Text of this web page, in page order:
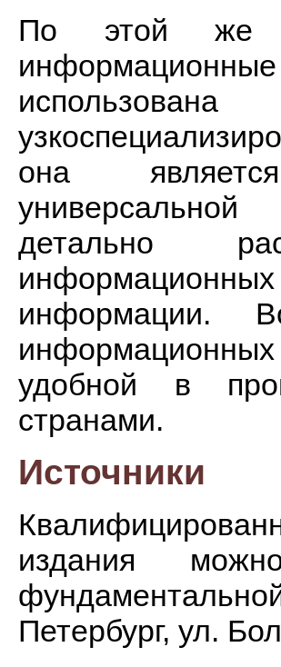
По этой же
она
детально
информации.
удобной в
странами.
Источники
издания
Петербург, ул.